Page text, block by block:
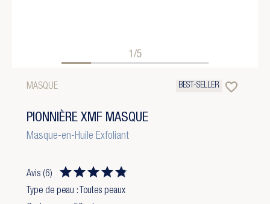
1/5
MASQUE BEST-SELLER favorite_border
PIONNIÈRE XMF MASQUE
Masque-en-Huile Exfoliant
Avis (6)
Type de peau : Toutes peaux